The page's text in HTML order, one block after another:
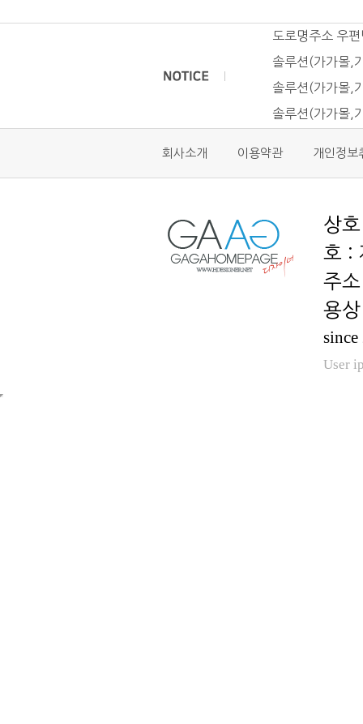
도로명주소 우
솔루션(가가몰,
솔루션(가가몰,
솔루션(가가몰,
회사소개 이용약관 개인정보
호 :
용
User